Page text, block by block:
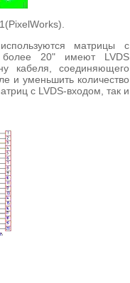
матрицы с
более 20" имеют LVDS
кабеля, соединяющего
и уменьшить количество
с LVDS-входом, так и